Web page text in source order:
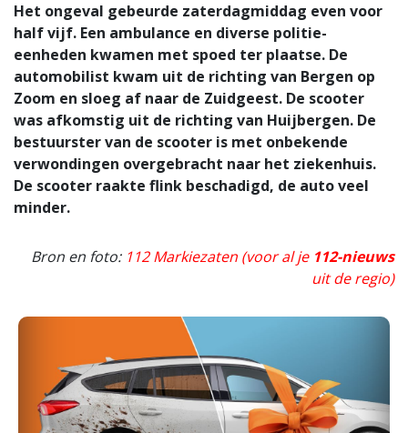
Het ongeval gebeurde zaterdagmiddag even voor
half vijf. Een ambulance en diverse politie-
eenheden kwamen met spoed ter plaatse. De
automobilist kwam uit de richting van Bergen op
Zoom en sloeg af naar de Zuidgeest. De scooter
was afkomstig uit de richting van Huijbergen. De
bestuurster van de scooter is met onbekende
verwondingen overgebracht naar het ziekenhuis.
De scooter raakte flink beschadigd, de auto veel
minder.
Bron en foto: 112 Markiezaten (voor al je 112-nieuws
uit de regio)